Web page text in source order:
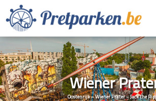
Wiener
Oostenrijk»Wiener Prater»Jack the